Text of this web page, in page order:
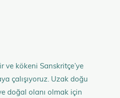
ve kökeni Sanskritçe’ye
çalışıyoruz. Uzak doğu
doğal olanı olmak için